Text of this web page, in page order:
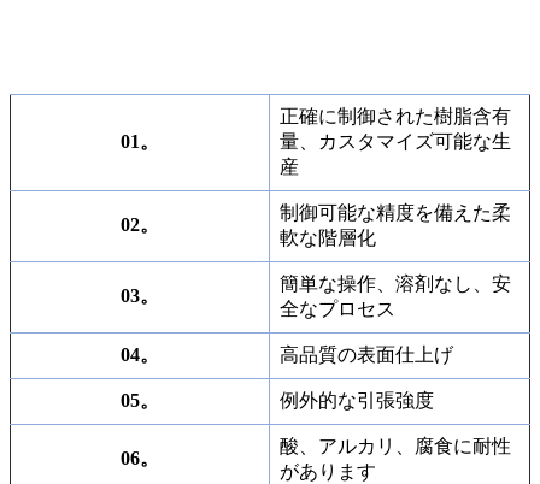
01。
正確に制御された樹脂含有
量、カスタマイズ可能な生
産
02。
制御可能な精度を備えた柔
軟な階層化
03。
簡単な操作、溶剤なし、安
全なプロセス
04。 高品質の表面仕上げ
05。 例外的な引張強度
06。
酸、アルカリ、腐食に耐性
があります